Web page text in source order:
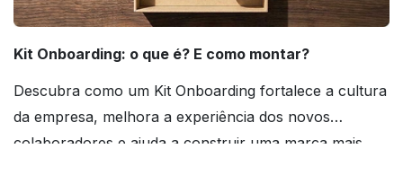
Kit Onboarding: o que é? E como montar?
Descubra como um Kit Onboarding fortalece a cultura
da empresa, melhora a experiência dos novos
colaboradores e ajuda a construir uma marca mais